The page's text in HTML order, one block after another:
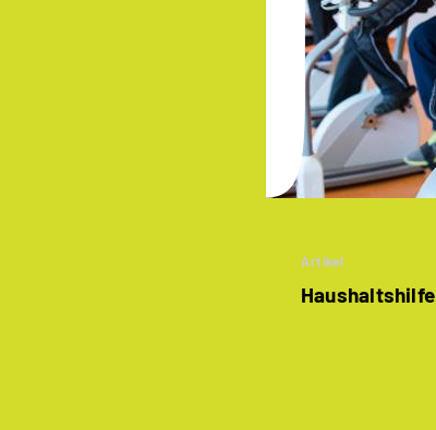
Artikel
Haushaltshilfe